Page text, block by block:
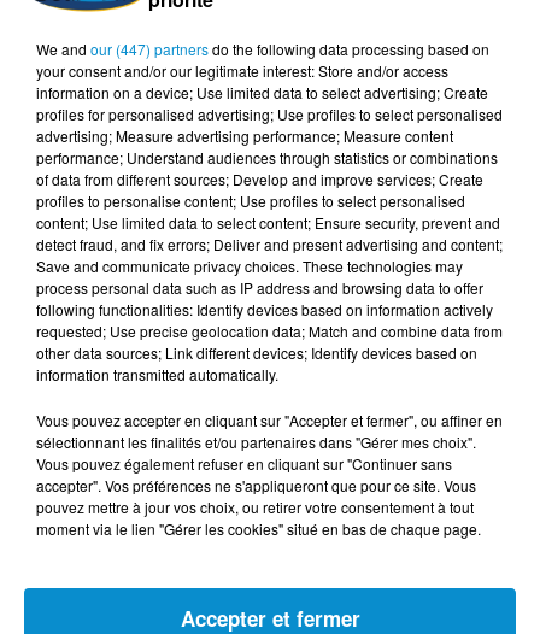
droits de l'Homme n'hésite pas à faire une brève
apparition dans la rue pour soutenir le "Hirak ".
Le 10 décembre 2019, alors que la présidentielle devait
se tenir deux jours plus tard, il adhère, avec nombre de
personnalités et universitaires, au principe de "ne pas
empêcher ceux qui veulent voter de le faire".
Sa santé se déclinant, ses sorties publiques se sont
taries, l'une des ultimes étant celle accordée à 97 ans, à
des médias nationaux, à l'occasion de la sortie de son
dernier ouvrage "Mon testament pour les libertés": Un
livre-témoin de la quintessence de son vécu de fervent
engagé et du prix consenti pour la défense de causes
la liberté d'expression.
Natif, il y a un siècle, de la région de Ain El Hammam,
dans le giron du majestueux Djurdjura en Kabylie, le
défunt sera inhumé lundi au cimetière de Ben Aknoun
We and our (447) partnersdo the following data processing based on
your consent and/or our legitimate interest: Store and/or access
information on a device; Use limited data to select advertising; Create
profiles for personalised advertising; Use profiles to select personalised
advertising; Measure advertising performance; Measure content
performance; Understand audiences through statistics or combinations
of data from different sources; Develop and improve services; Create
profiles to personalise content; Use profiles to select personalised
content; Use limited data to select content; Ensure security, prevent and
detect fraud, and fix errors; Deliver and present advertising and content;
Save and communicate privacy choices. These technologies may
process personal data such as IP address and browsing data to offer
following functionalities: Identify devices based on information actively
requested; Use precise geolocation data; Match and combine data from
other data sources; Link different devices; Identify devices based on
information transmitted automatically.
Vous pouvez accepter en cliquant sur "Accepter et fermer", ou affiner en
sélectionnant les finalités et/ou partenaires dans "Gérer mes choix".
Vous pouvez également refuser en cliquant sur "Continuer sans
accepter". Vos préférences ne s'appliqueront que pour ce site. Vous
pouvez mettre à jour vos choix, ou retirer votre consentement à tout
moment via le lien "Gérer les cookies" situé en bas de chaque page.
Accepter et fermer